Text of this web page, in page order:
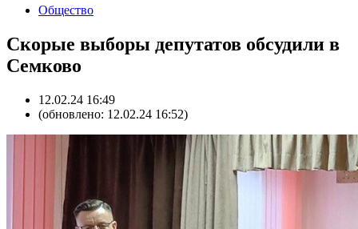
Общество
Скорые выборы депутатов обсудили в
Семково
12.02.24 16:49
(обновлено: 12.02.24 16:52)